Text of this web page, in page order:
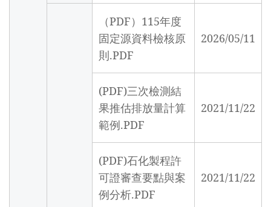
（PDF）115年度
固定源資料檢核原
則.PDF
2026/05/11
(PDF)三次檢測結
果推估排放量計算
範例.PDF
2021/11/22
(PDF)石化製程許
可證審查要點與案
例分析.PDF
2021/11/22